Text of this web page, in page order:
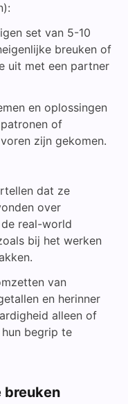
set van 5-10
breuken of
uit met een partner
en oplossingen
of
zijn gekomen.
dat ze
over
real-world
bij het werken
van
en herinner
alleen of
begrip te
breuken